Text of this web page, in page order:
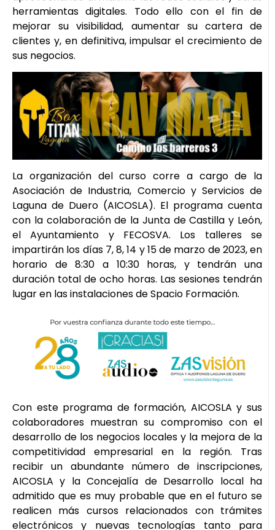
herramientas digitales. Todo ello con el fin de
mejorar su visibilidad, aumentar su cartera de
clientes y, en definitiva, impulsar el crecimiento de
sus negocios.
La organización del curso corre a cargo de la
Asociación de Industria, Comercio y Servicios de
Laguna de Duero (AICOSLA). El programa cuenta
con la colaboración de la Junta de Castilla y León,
el Ayuntamiento y FECOSVA. Los talleres se
impartirán los días 7, 8, 14 y 15 de marzo de 2023, en
horario de 8:30 a 10:30 horas, y tendrán una
duración total de ocho horas. Las sesiones tendrán
lugar en las instalaciones de Spacio Formación.
Con este programa de formación, AICOSLA y sus
colaboradores muestran su compromiso con el
desarrollo de los negocios locales y la mejora de la
competitividad empresarial en la región. Tras
recibir un abundante número de inscripciones,
AICOSLA y la Concejalía de Desarrollo local ha
admitido que es muy probable que en el futuro se
realicen más cursos relacionados con trámites
electrónicos y nuevas tecnologías tanto para